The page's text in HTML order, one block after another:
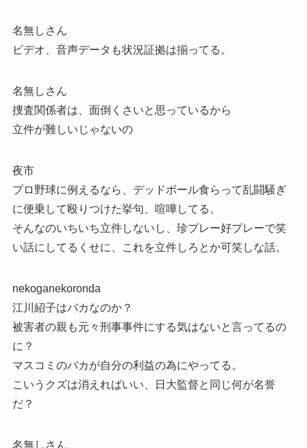
名無しさん
ビデオ、音声データも状況証拠は揃ってる。
名無しさん
捜査関係者は、面倒くさいと思っているから
立件が難しいじゃないの
夜市
プロ野球に例えるなら、デッドボール食らって乱闘騒ぎ
に便乗して殴りつけた挙句、喧嘩してる。
そんなのいちいち立件しないし、珍プレー好プレーで笑
い話にしてるくせに、これを立件しろとか可笑しな話。
nekoganekoronda
江川紹子はバカなのか？
被害者の親も元々刑事事件にする気はないと言ってるの
に？
マスコミのバカが自分の利益の為にやってる。
こいうクズは消えればいい、日大監督と同じ何が名誉
だ？
名無しさん